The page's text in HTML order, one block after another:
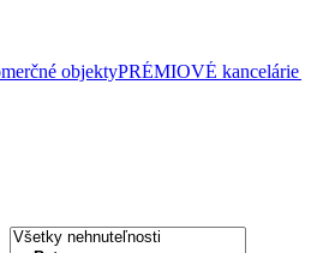
objektyPRÉMIOVÉ kancelárie